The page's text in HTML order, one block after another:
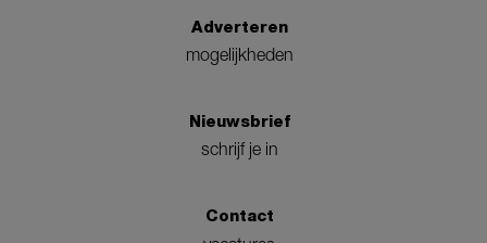
Adverteren
mogelijkheden
Nieuwsbrief
schrijf je in
Contact